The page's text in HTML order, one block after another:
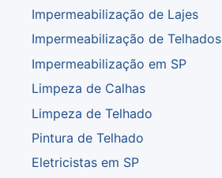
Impermeabilização de Lajes
Impermeabilização de Telhados
Impermeabilização em SP
Limpeza de Calhas
Limpeza de Telhado
Pintura de Telhado
Eletricistas em SP